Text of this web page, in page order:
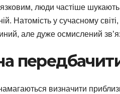
люди частіше
Натомість у сучасному
але дуже осмислений
визначити